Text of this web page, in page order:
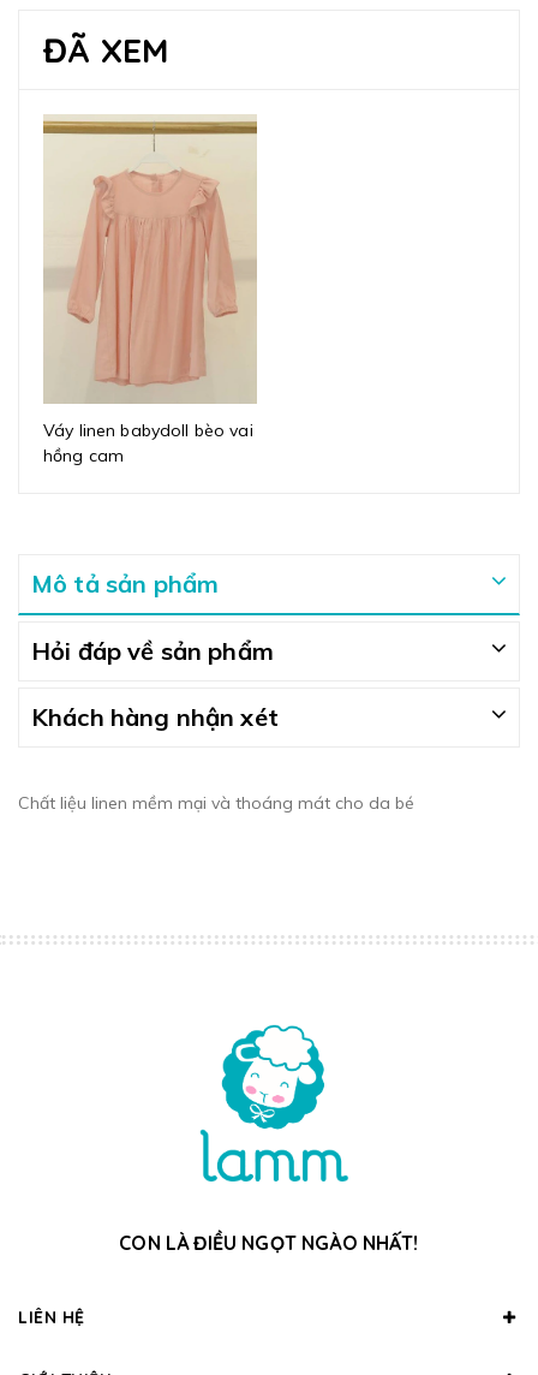
ĐÃ XEM
Váy linen babydoll bèo vai
hồng cam
Mô tả sản phẩm
Hỏi đáp về sản phẩm
Khách hàng nhận xét
Chất liệu linen mềm mại và thoáng mát cho da bé
CON LÀ ĐIỀU NGỌT NGÀO NHẤT!
LIÊN HỆ